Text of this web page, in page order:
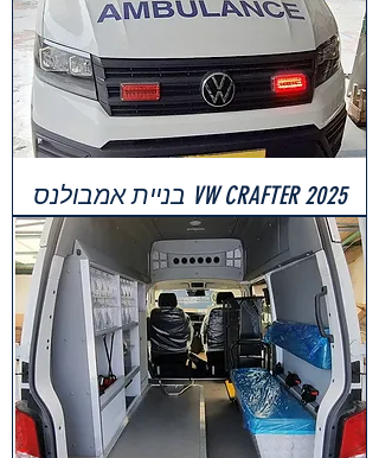
VW CRAFTER 2025 בניית אמבולנס